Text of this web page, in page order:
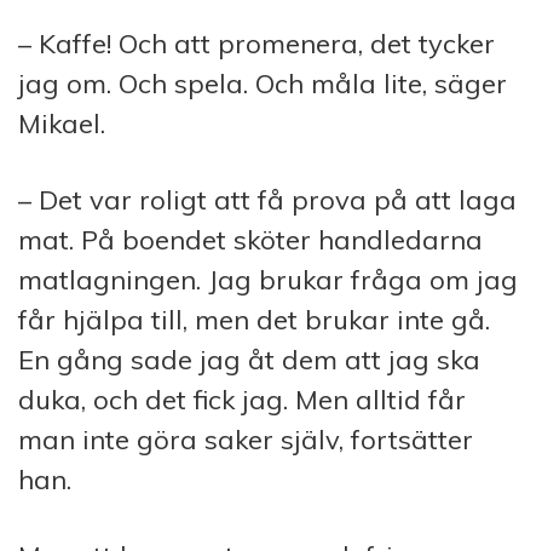
– Kaffe! Och att promenera, det tycker
jag om. Och spela. Och måla lite, säger
Mikael.
– Det var roligt att få prova på att laga
mat. På boendet sköter handledarna
matlagningen. Jag brukar fråga om jag
får hjälpa till, men det brukar inte gå.
En gång sade jag åt dem att jag ska
duka, och det fick jag. Men alltid får
man inte göra saker själv, fortsätter
han.